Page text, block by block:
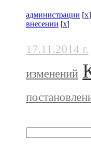
администрации [x]
внесении [x]
17.11.2014 г.
изменений